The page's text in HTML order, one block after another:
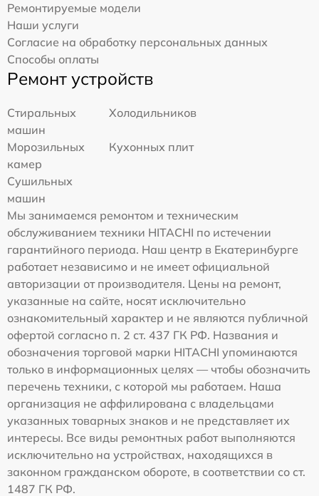
Ремонтируемые модели
Наши услуги
Согласие на обработку персональных данных
Способы оплаты
Ремонт устройств
Стиральных
машин
Холодильников
Морозильных
камер
Кухонных плит
Сушильных
машин
Мы занимаемся ремонтом и техническим
обслуживанием техники HITACHI по истечении
гарантийного периода. Наш центр в Екатеринбурге
работает независимо и не имеет официальной
авторизации от производителя. Цены на ремонт,
указанные на сайте, носят исключительно
ознакомительный характер и не являются публичной
офертой согласно п. 2 ст. 437 ГК РФ. Названия и
обозначения торговой марки HITACHI упоминаются
только в информационных целях — чтобы обозначить
перечень техники, с которой мы работаем. Наша
организация не аффилирована с владельцами
указанных товарных знаков и не представляет их
интересы. Все виды ремонтных работ выполняются
исключительно на устройствах, находящихся в
законном гражданском обороте, в соответствии со ст.
1487 ГК РФ.